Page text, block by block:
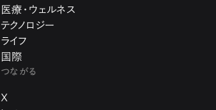
医療・ウェルネス
テクノロジー
ライフ
国際
つながる
X